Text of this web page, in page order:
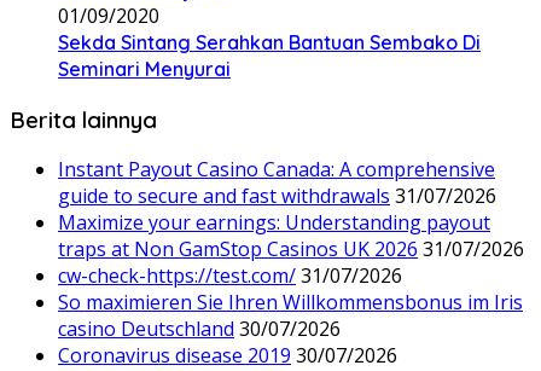
01/09/2020
Sekda Sintang Serahkan Bantuan Sembako Di
Seminari Menyurai
Berita lainnya
Instant Payout Casino Canada: A comprehensive
guide to secure and fast withdrawals 31/07/2026
Maximize your earnings: Understanding payout
traps at Non GamStop Casinos UK 2026 31/07/2026
cw-check-https://test.com/31/07/2026
So maximieren Sie Ihren Willkommensbonus im Iris
casino Deutschland 30/07/2026
Coronavirus disease 2019 30/07/2026